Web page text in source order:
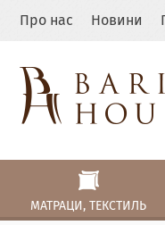
Про нас Новини
МАТРАЦИ, ТЕКСТИЛЬ